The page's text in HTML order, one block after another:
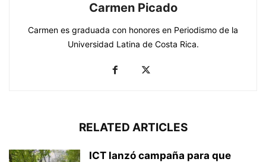
Carmen Picado
Carmen es graduada con honores en Periodismo de la
Universidad Latina de Costa Rica.
RELATED ARTICLES
ICT lanzó campaña para que